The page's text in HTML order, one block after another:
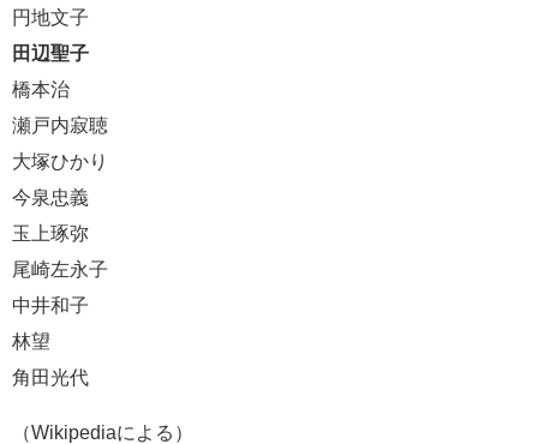
円地文子
田辺聖子
橋本治
瀬戸内寂聴
大塚ひかり
今泉忠義
玉上琢弥
尾崎左永子
中井和子
林望
角田光代
（Wikipediaによる）